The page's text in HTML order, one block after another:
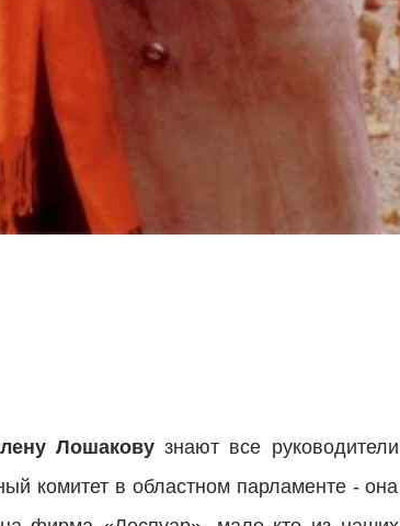
Лошакову знают все руководители
комитет в областном парламенте - она